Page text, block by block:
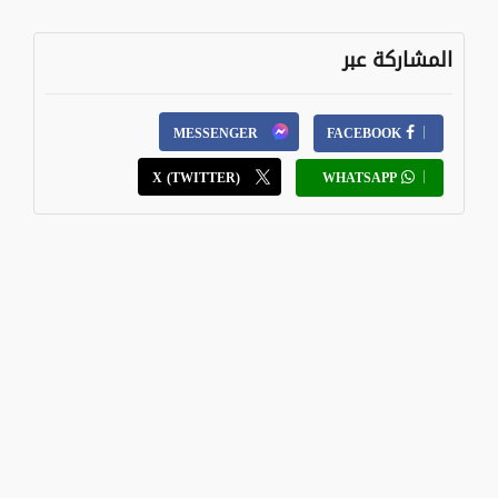
المشاركة عبر
FACEBOOK
MESSENGER
WHATSAPP
X (TWITTER)